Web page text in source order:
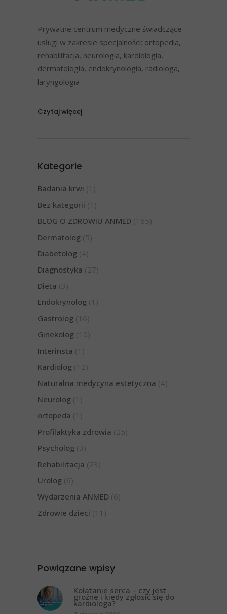
Prywatne centrum medyczne świadczące
usługi w zakresie specjalności: ortopedia,
rehabilitacja, neurologia, kardiologia,
dermatologia, endokrynologia, radiologa,
laryngologia
Czytaj więcej
Kategorie
Badania krwi (1)
Bez kategorii (1)
BLOG O ZDROWIU ANMED (165)
Dermatolog (5)
Diabetolog (4)
Diagnostyka (27)
Dieta (3)
Endokrynolog (1)
Gastrolog (16)
Ginekolog (10)
Interinsta (1)
Kardiolog (12)
Naturalna medycyna estetyczna (4)
Neurolog (1)
ortopeda (1)
Profilaktyka zdrowia (25)
Psycholog (3)
Rehabilitacja (23)
Urolog (6)
Wydarzenia ANMED (6)
Zdrowie dzieci (11)
Powiązane wpisy
Kołatanie serca – czy jest
groźne i kiedy zgłosić się do
kardiologa?